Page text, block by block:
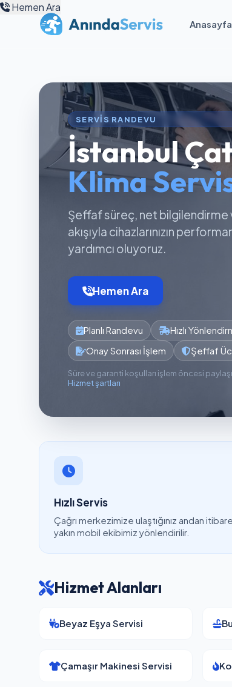
Anasayfa
Hemen Ara
SERVIS RANDEVU
İstanbul
Klima
Şeffaf süreç, net bilgilendirme
akışıyla cihazlarınızın
yardımcı oluyoruz.
Hemen Ara
Planlı Randevu
Hızlı
Onay Sonrası İşlem
Şeffaf
Süre ve garanti koşulları işlem öncesi
Hizmet şartları
Hızlı Servis
Çağrı merkezimize ulaştığınız andan
yakın mobil ekibimiz yönlendirilir.
Hizmet Alanları
Beyaz Eşya Servisi
Çamaşır Makinesi Servisi